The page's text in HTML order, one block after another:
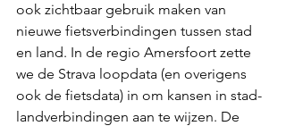
ook zichtbaar gebruik maken van
nieuwe fietsverbindingen tussen stad
en land. In de regio Amersfoort zette
we de Strava loopdata (en overigens
ook de fietsdata) in om kansen in stad-
landverbindingen aan te wijzen. De